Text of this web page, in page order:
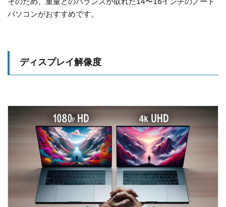
そのため、重量とのバランスが取れた14〜16インチのノート
パソコンがおすすめです。
ディスプレイ解像度